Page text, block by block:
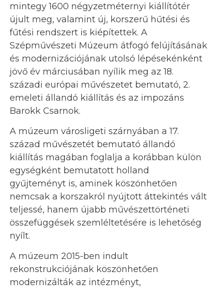
mintegy 1600 négyzetméternyi kiállítótér
újult meg, valamint új, korszerű hűtési és
fűtési rendszert is kiépítettek. A
Szépművészeti Múzeum átfogó felújításának
és modernizációjának utolsó lépésekénként
jövő év márciusában nyílik meg az 18.
századi európai művészetet bemutató, 2.
emeleti állandó kiállítás és az impozáns
Barokk Csarnok.
A múzeum városligeti szárnyában a 17.
század művészetét bemutató állandó
kiállítás magában foglalja a korábban külön
egységként bemutatott holland
gyűjteményt is, aminek köszönhetően
nemcsak a korszakról nyújtott áttekintés vált
teljessé, hanem újabb művészettörténeti
összefüggések szemléltetésére is lehetőség
nyílt.
A múzeum 2015-ben indult
rekonstrukciójának köszönhetően
modernizálták az intézményt,